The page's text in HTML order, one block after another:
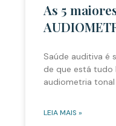
As 5
Saúde auditiva é
de que está tudo
audiometria tonal
LEIA MAIS »